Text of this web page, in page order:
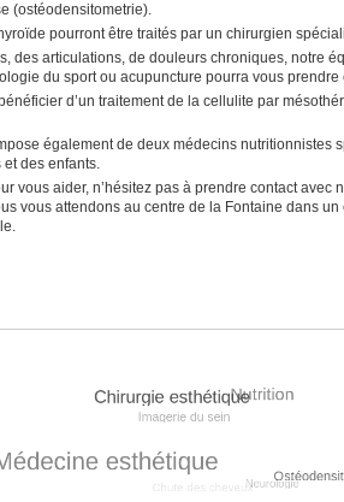
(ostéodensitometrie).
pourront être traités par un chirurgien
des articulations, de douleurs chroniques, notre
du sport ou acupuncture pourra vous prendre
d’un traitement de la cellulite par
également de deux médecins nutritionnistes
des enfants.
vous aider, n’hésitez pas à prendre contact avec
vous attendons au centre de la Fontaine dans